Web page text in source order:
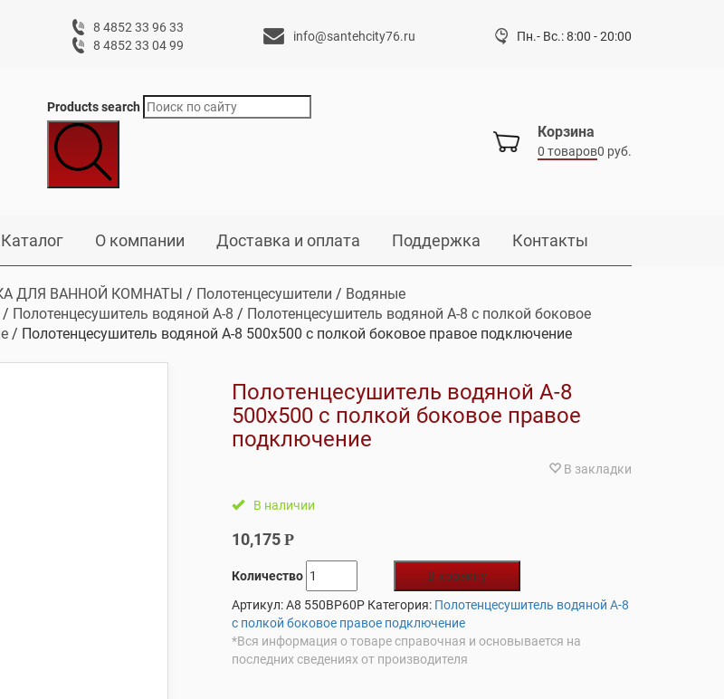
8 4852 33 96 33
8 4852 33 04 99
info@santehcity76.ru Пн.- Вс.: 8:00 - 20:00
Products search
Корзина
0 товаров0 руб.
Каталог О компании Доставка и оплата Поддержка Контакты
ДЛЯ ВАННОЙ КОМНАТЫ / Полотенцесушители / Водяные
/ Полотенцесушитель водяной А-8 / Полотенцесушитель водяной А-8 с полкой боковое
/ Полотенцесушитель водяной А-8 500х500 с полкой боковое правое подключение
Полотенцесушитель водяной А-8
500х500 с полкой боковое правое
подключение
В закладки
В наличии
10,175Р
Количество
В корзину
Артикул:A8 550BP60P Категория: Полотенцесушитель водяной А-8
с полкой боковое правое подключение
*Вся информация о товаре справочная и основывается на
последних сведениях от производителя